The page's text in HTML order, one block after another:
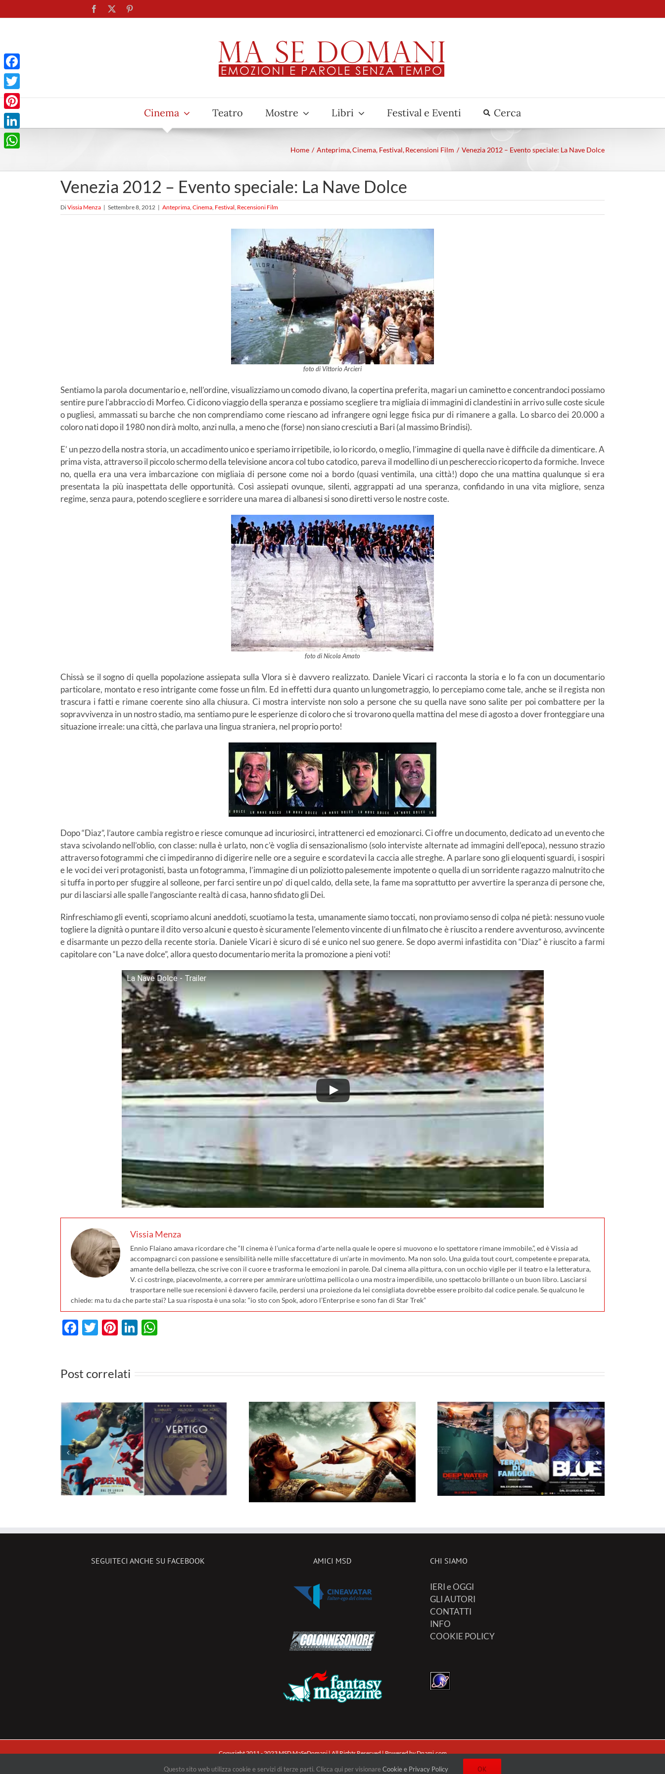
al
Facebook
Cinema Teatro Mostre Libri Festival e Eventi Cerca
Home Anteprima Cinema Festival Recensioni Film Venezia 2012 – Evento speciale: La Nave Dolce
Venezia 2012 – Evento speciale: La Nave Dolce
DiVissia Menza | Settembre 8, 2012 | Anteprima, Cinema, Festival, Recensioni Film
foto di Vittorio Arcieri
Sentiamo la parola documentario e, nell’ordine, visualizziamo un comodo divano, la copertina preferita, magari un caminetto e concentrandoci possiamo
sentire pure l’abbraccio di Morfeo. Ci dicono viaggio della speranza e possiamo scegliere tra migliaia di immagini di clandestini in arrivo sulle coste sicule
o pugliesi, ammassati su barche che non comprendiamo come riescano ad infrangere ogni legge fisica pur di rimanere a galla. Lo sbarco dei 20.000 a
coloro nati dopo il 1980 non dirà molto, anzi nulla, a meno che (forse) non siano cresciuti a Bari (al massimo Brindisi).
E’ un pezzo della nostra storia, un accadimento unico e speriamo irripetibile, io lo ricordo, o meglio, l’immagine di quella nave è difficile da dimenticare. A
prima vista, attraverso il piccolo schermo della televisione ancora col tubo catodico, pareva il modellino di un peschereccio ricoperto da formiche. Invece
no, quella era una vera imbarcazione con migliaia di persone come noi a bordo (quasi ventimila, una città!) dopo che una mattina qualunque si era
presentata la più inaspettata delle opportunità. Così assiepati ovunque, silenti, aggrappati ad una speranza, confidando in una vita migliore, senza
regime, senza paura, potendo scegliere e sorridere una marea di albanesi si sono diretti verso le nostre coste.
foto di Nicola Amato
Chissà se il sogno di quella popolazione assiepata sulla Vlora si è davvero realizzato. Daniele Vicari ci racconta la storia e lo fa con un documentario
particolare, montato e reso intrigante come fosse un film. Ed in effetti dura quanto un lungometraggio, lo percepiamo come tale, anche se il regista non
trascura i fatti e rimane coerente sino alla chiusura. Ci mostra interviste non solo a persone che su quella nave sono salite per poi combattere per la
sopravvivenza in un nostro stadio, ma sentiamo pure le esperienze di coloro che si trovarono quella mattina del mese di agosto a dover fronteggiare una
situazione irreale: una città, che parlava una lingua straniera, nel proprio porto!
Dopo “Diaz”, l’autore cambia registro e riesce comunque ad incuriosirci, intrattenerci ed emozionarci. Ci offre un documento, dedicato ad un evento che
stava scivolando nell’oblio, con classe: nulla è urlato, non c’è voglia di sensazionalismo (solo interviste alternate ad immagini dell’epoca), nessuno strazio
attraverso fotogrammi che ci impediranno di digerire nelle ore a seguire e scordatevi la caccia alle streghe. A parlare sono gli eloquenti sguardi, i sospiri
e le voci dei veri protagonisti, basta un fotogramma, l’immagine di un poliziotto palesemente impotente o quella di un sorridente ragazzo malnutrito che
si tuffa in porto per sfuggire al solleone, per farci sentire un po’ di quel caldo, della sete, la fame ma soprattutto per avvertire la speranza di persone che,
pur di lasciarsi alle spalle l’angosciante realtà di casa, hanno sfidato gli Dei.
Rinfreschiamo gli eventi, scopriamo alcuni aneddoti, scuotiamo la testa, umanamente siamo toccati, non proviamo senso di colpa né pietà: nessuno vuole
togliere la dignità o puntare il dito verso alcuni e questo è sicuramente l’elemento vincente di un filmato che è riuscito a rendere avventuroso, avvincente
e disarmante un pezzo della recente storia. Daniele Vicari è sicuro di sé e unico nel suo genere. Se dopo avermi infastidita con “Diaz” è riuscito a farmi
capitolare con “La nave dolce”, allora questo documentario merita la promozione a pieni voti!
La Nave Dolce - Trailer
Vissia Menza
Ennio Flaiano amava ricordare che “Il cinema è l’unica forma d’arte nella quale le opere si muovono e lo spettatore rimane immobile.”, ed è Vissia ad
accompagnarci con passione e sensibilità nelle mille sfaccettature di un’arte in movimento. Ma non solo. Una guida tout court, competente e preparata,
amante della bellezza, che scrive con il cuore e trasforma le emozioni in parole. Dal cinema alla pittura, con un occhio vigile per il teatro e la letteratura,
V. ci costringe, piacevolmente, a correre per ammirare un’ottima pellicola o una mostra imperdibile, uno spettacolo brillante o un buon libro. Lasciarsi
trasportare nelle sue recensioni è davvero facile, perdersi una proiezione da lei consigliata dovrebbe essere proibito dal codice penale. Se qualcuno le
chiede: ma tu da che parte stai? La sua risposta è una sola: “io sto con Spok, adoro l’Enterprise e sono fan di Star Trek”
Facebook
Twitter
Pinterest
LinkedIn
Post correlati
I film da vedere in TV dal
27 luglio al 2 agosto 2026
I film in uscita al cinema il
23 luglio: da Terapia di
Famiglia e Deep Water,
ecco le novità in sala!
SEGUITECI ANCHE SU FACEBOOK AMICI MSD CHI SIAMO
IERI e OGGI
GLI AUTORI
CONTATTI
INFO
COOKIE POLICY
Copyright 2011 - 2023 MSD MaSeDomani | All Rights Reserved | Powered byDnami.com
Facebook
Twitter
Pinterest
LinkedIn
Questo sito web utilizza cookie e servizi di terze parti. Clicca qui per visionare Cookie e Privacy Policy OK